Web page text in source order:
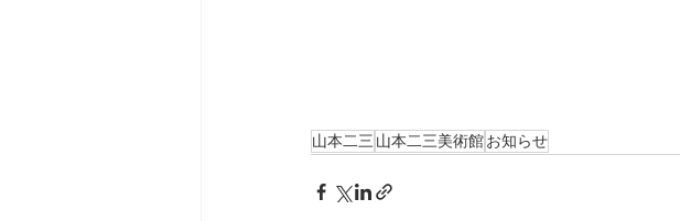
山本二三 山本二三美術館お知らせ